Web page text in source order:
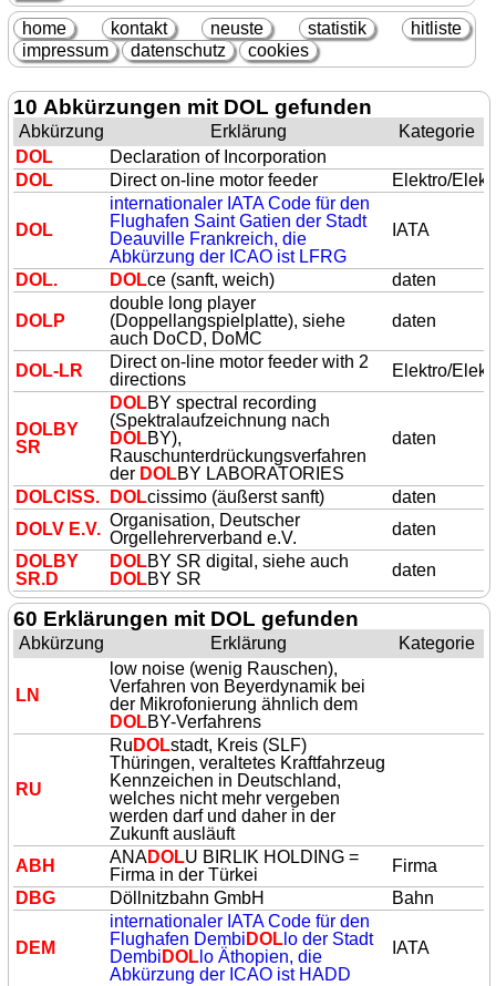
home kontakt neuste statistik
hitliste
impressum
datenschutz cookies
10 Abkürzungen mit DOL gefunden
Abkürzung Erklärung
Kategorie
DOL
Declaration of Incorporation
DOL
Direct on-line motor feeder Elektro/
DOL
internationaler IATA Code für den
Flughafen Saint Gatien der Stadt
Deauville Frankreich, die
Abkürzung der ICAO ist LFRG
IATA
DOL. DOLce (sanft, weich) daten
DOLP
double long player
(Doppellangspielplatte), siehe
auch DoCD, DoMC
daten
DOL-LR
Direct on-line motor feeder with 2
directions
Elektro/
DOLBY
SR
DOLBY spectral recording
(Spektralaufzeichnung nach
DOLBY),
Rauschunterdrückungsverfahren
der DOLBY LABORATORIES
daten
DOLCISS. DOLcissimo (äußerst sanft)
daten
DOLV E.V. Organisation, Deutscher
Orgellehrerverband e.V.
daten
DOLBY
SR.D
DOLBY SR digital, siehe auch
DOLBY SR daten
60 Erklärungen mit DOL gefunden
Abkürzung Erklärung Kategorie
LN
low noise (wenig Rauschen),
Verfahren von Beyerdynamik bei
der Mikrofonierung ähnlich dem
DOLBY-Verfahrens
RU
Ru DOLstadt, Kreis (SLF)
Thüringen, veraltetes Kraftfahrzeug
Kennzeichen in Deutschland,
welches nicht mehr vergeben
werden darf und daher in der
Zukunft ausläuft
ABH
ANADOLU BIRLIK HOLDING =
Firma in der Türkei
Firma
DBG
Döllnitzbahn GmbH Bahn
DEM
internationaler IATA Code für den
Flughafen Dembi DOL lo der Stadt
Dembi DOL lo Äthopien, die
Abkürzung der ICAO ist HADD
IATA